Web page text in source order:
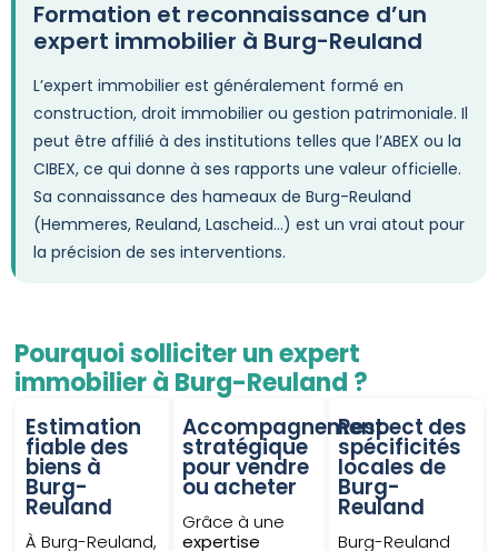
Formation et reconnaissance d’un
expert immobilier à Burg-Reuland
L’expert immobilier est généralement formé en
construction, droit immobilier ou gestion patrimoniale. Il
peut être affilié à des institutions telles que l’ABEX ou la
CIBEX, ce qui donne à ses rapports une valeur officielle.
Sa connaissance des hameaux de Burg-Reuland
(Hemmeres, Reuland, Lascheid…) est un vrai atout pour
la précision de ses interventions.
Pourquoi solliciter un expert
immobilier à Burg-Reuland ?
Estimation
fiable des
biens à
Burg-
Reuland
À Burg-Reuland,
Accompagnement
stratégique
pour vendre
ou acheter
Grâce à une
expertise
Respect des
spécificités
locales de
Burg-
Reuland
Burg-Reuland